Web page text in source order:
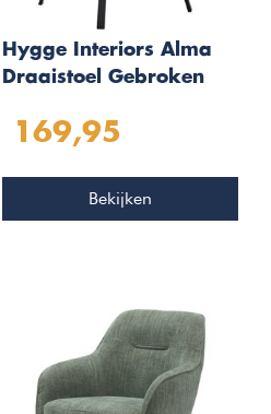
Hygge Interiors Alma
Draaistoel Gebroken
169,95
Bekijken